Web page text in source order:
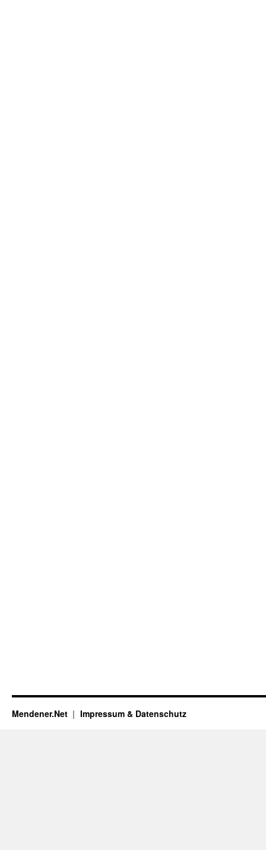
Mendener.Net Impressum & Datenschutz